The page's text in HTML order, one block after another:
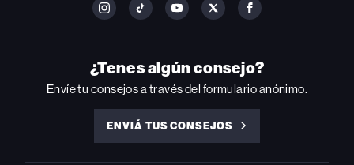
FOLLOW
ON
INSTAGRAM
FOLLOW
ON
YOUTUBE
FOLLOW
ON
YOUTUBE
FOLLOW
ON
FOLLOW
ON
FACEBOOK
¿Tenes algún consejo?
Envíe tu consejos a través del formulario anónimo.
ENVIÁ TUS CONSEJOS
ENVIÁ
CONSEJOS